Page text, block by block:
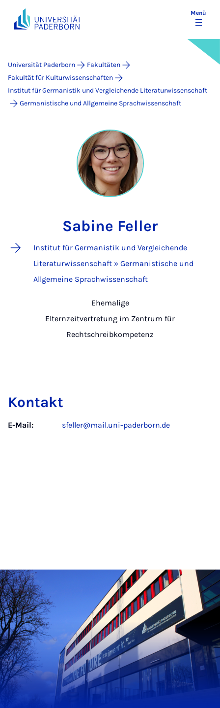
Menü
Universität Paderborn
Fakultäten
Fakultät für Kulturwissenschaften
Institut für Germanistik und Vergleichende Literaturwissenschaft
Germanistische und Allgemeine Sprachwissenschaft
Sabine Feller
Institut für Germanistik und Vergleichende
Literaturwissenschaft » Germanistische und
Allgemeine Sprachwissenschaft
Ehemalige
Elternzeitvertretung im Zentrum für
Rechtschreibkompetenz
Kontakt
E-Mail: sfeller@mail.uni-paderborn.de